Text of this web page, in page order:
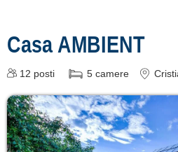
Casa AMBIENT
12 posti 5 camere